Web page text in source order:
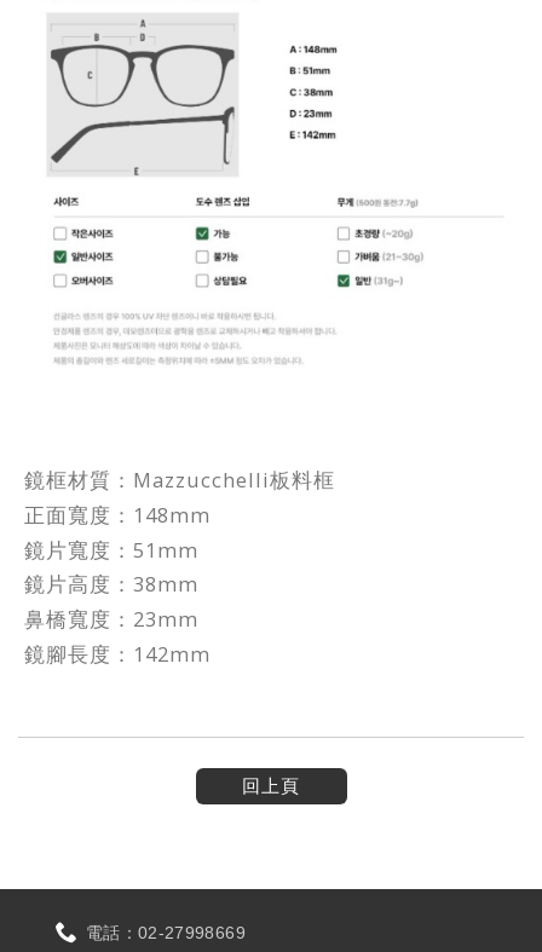
鏡框材質：Mazzucchelli板料框
正面寬度：148mm
鏡片寬度：51mm
鏡片高度：38mm
鼻橋寬度：23mm
鏡腳長度：142mm
回上頁
電話： 02-27998669